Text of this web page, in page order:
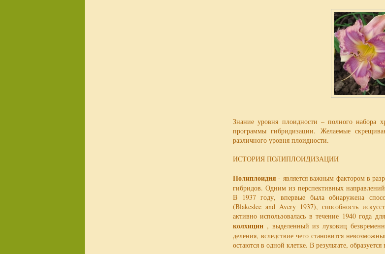
Знание уровня плоидности – полного набора
программы гибридизации. Желаемые
различного уровня плоидности.
ИСТОРИЯ ПОЛИПЛОИДИЗАЦИИ
Полиплоидия - является важным фактором в
гибридов. Одним из перспективных
В 1937 году, впервые была обнаружена
(Blakeslee and Avery 1937), способность
активно использовалась в течение 1940 года
колхицин , выделенный из луковиц
деления, вследствие чего становится
остаются в одной клетке. В результате,